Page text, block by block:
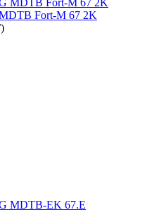
Fort-M 67 2K